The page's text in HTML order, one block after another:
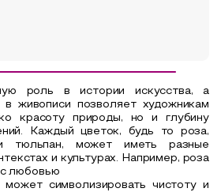
роль в истории искусства, а
живописи позволяет художникам
красоту природы, но и глубину
Каждый цветок, будь то роза,
тюльпан, может иметь разные
и культурах. Например, роза
с любовью
символизировать чистоту и